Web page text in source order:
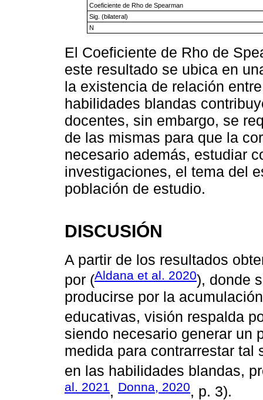
Coeficiente de Rho de Spearman
Sig. (bilateral)
N
El Coeficiente de Rho de
este resultado se ubica en
la existencia de relación
habilidades blandas
docentes, sin embargo, se
de las mismas para que la
necesario además, estudiar
investigaciones, el tema del
población de estudio.
DISCUSIÓN
A partir de los resultados
por (Aldana et al. 2020), donde
producirse por la
educativas, visión respalda
siendo necesario generar un
medida para contrarrestar tal
en las habilidades blandas,
al. 2021, Donna, 2020, p. 3).